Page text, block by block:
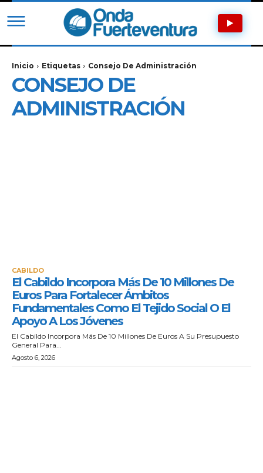
Inicio Etiquetas Consejo De Administración
CONSEJO DE
ADMINISTRACIÓN
CABILDO
El Cabildo Incorpora Más De 10 Millones De
Euros Para Fortalecer Ámbitos
Fundamentales Como El Tejido Social O El
Apoyo A Los Jóvenes
El Cabildo Incorpora Más De 10 Millones De Euros A Su Presupuesto
General Para...
Agosto 6, 2026